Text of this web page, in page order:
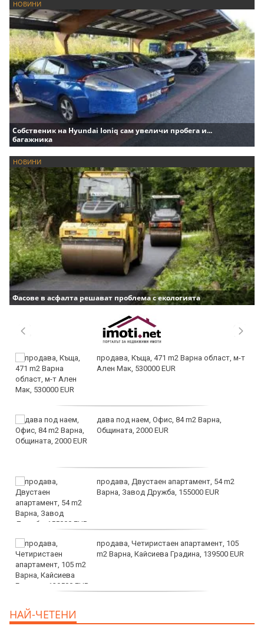
НОВИНИ
Собственик на Hyundai Ioniq сам увеличи пробега и...
багажника
НОВИНИ
Фасове в асфалта решават проблема с екологията
продава, Къща, 471 m2 Варна област, м-т
Ален Мак, 530000 EUR
дава под наем, Офис, 84 m2 Варна,
Общината, 2000 EUR
продава, Двустаен апартамент, 54 m2
Варна, Завод Дружба, 155000 EUR
продава, Четиристаен апартамент, 105
m2 Варна, Кайсиева Градина, 139500 EUR
НАЙ-ЧЕТЕНИ